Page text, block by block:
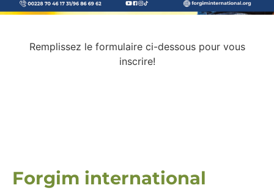
Remplissez le formulaire ci-dessous pour vous
inscrire!
Forgim international